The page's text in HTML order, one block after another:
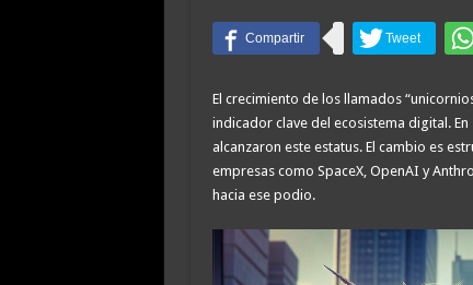
El crecimiento de los llamados
indicador clave del ecosistema digital.
alcanzaron este estatus. El cambio es
empresas como SpaceX, OpenAI y
hacia ese podio.